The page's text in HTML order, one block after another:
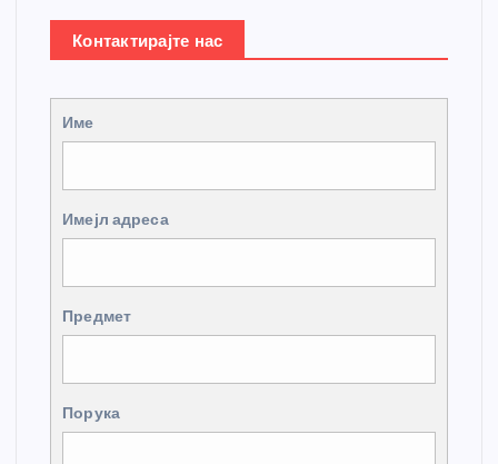
Контактирајте нас
Име
Имејл адреса
Предмет
Порука